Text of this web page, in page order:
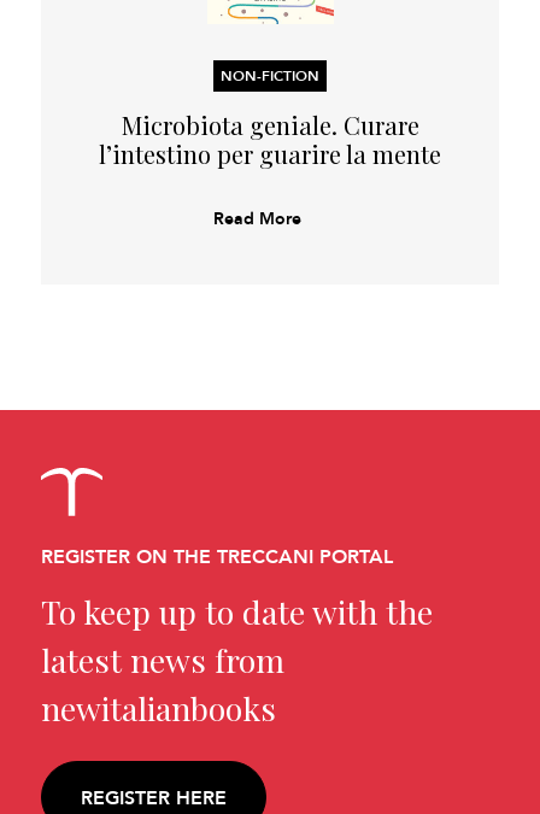
NON-FICTION
Microbiota geniale. Curare
l’intestino per guarire la mente
Read More
REGISTER ON THE TRECCANI PORTAL
To keep up to date with the
latest news from
newitalianbooks
REGISTER HERE